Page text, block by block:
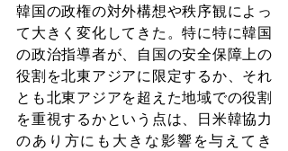
韓国の政権の対外構想や秩序観によっ
て大きく変化してきた。特に特に韓国
の政治指導者が、自国の安全保障上の
役割を北東アジアに限定するか、それ
とも北東アジアを超えた地域での役割
を重視するかという点は、日米韓協力
のあり方にも大きな影響を与えてき